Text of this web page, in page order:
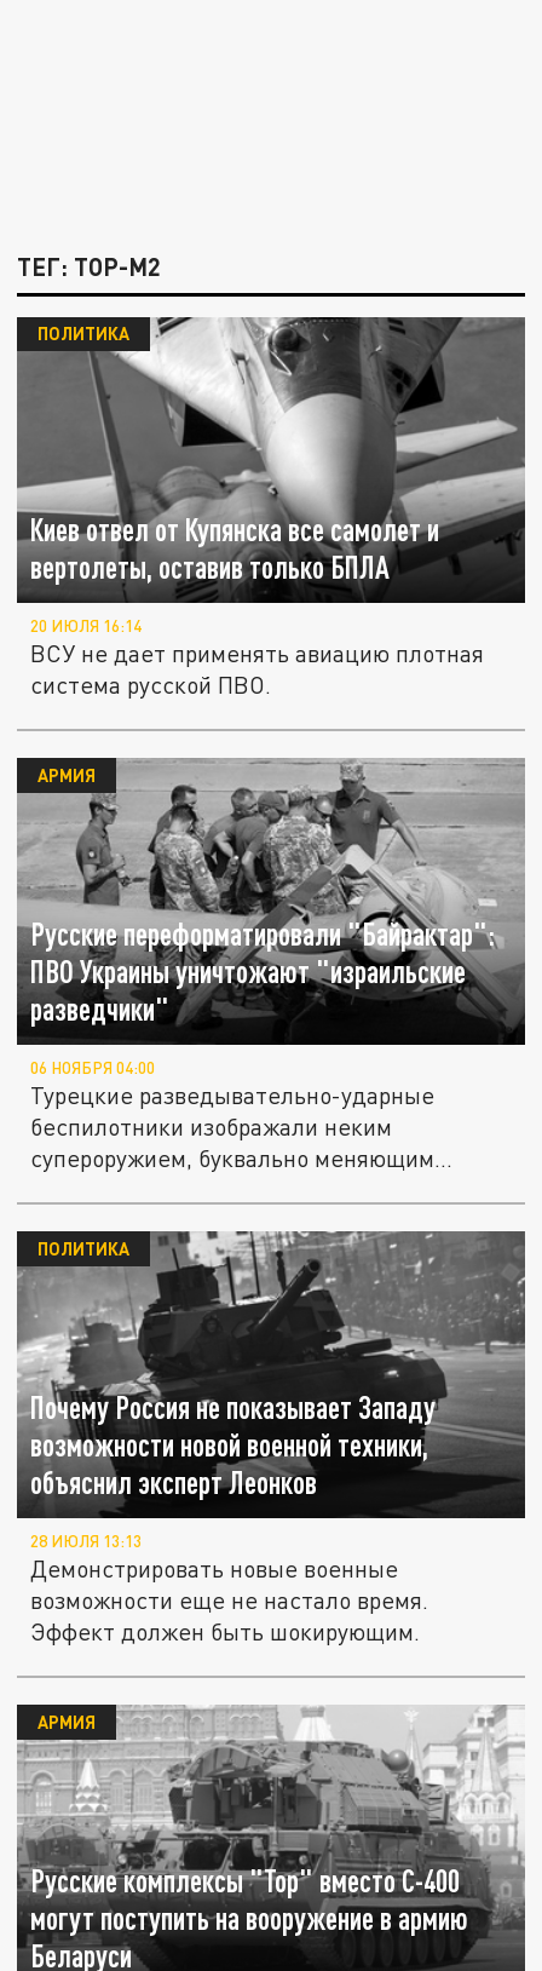
ТЕГ: ТОР-М2
Киев отвел от Купянска все самолет и
вертолеты, оставив только БПЛА
ПОЛИТИКА
20 ИЮЛЯ 16:14
ВСУ не дает применять авиацию плотная
система русской ПВО.
Русские переформатировали "Байрактар":
ПВО Украины уничтожают "израильские
разведчики"
АРМИЯ
06 НОЯБРЯ 04:00
Турецкие разведывательно-ударные
беспилотники изображали неким
супероружием, буквально меняющим
Почему Россия не показывает Западу
возможности новой военной техники,
объяснил эксперт Леонков
ПОЛИТИКА
28 ИЮЛЯ 13:13
Демонстрировать новые военные
возможности еще не настало время.
Эффект должен быть шокирующим.
Русские комплексы "Тор" вместо С-400
могут поступить на вооружение в армию
Беларуси
АРМИЯ